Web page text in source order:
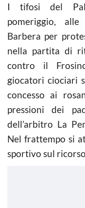
I tifosi del
pomeriggio,
Barbera per
nella partita di
contro il
giocatori ciociari
concesso ai
pressioni dei
dell’arbitro La
Nel frattempo si
sportivo sul